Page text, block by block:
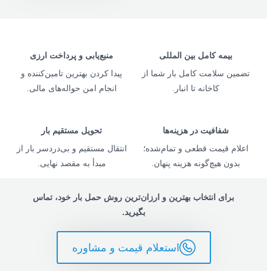
بیمه کامل بین المللی
تضمین سلامت کامل بار شما از
کاخانه تا انبار.
منبع‌یابی و پرداخت ارزی
پیدا کردن بهترین تامین‌کننده و
انجام امن حواله‌های مالی.
شفافیت در هزینه‌ها
اعلام قیمت قطعی و تمام‌شده؛
بدون هیچ‌گونه هزینه پنهان.
تحویل مستقیم بار
انتقال مستقیم و بی‌دردسر بار از
مبدأ به مقصد نهایی.
برای انتخاب بهترین و ارزان‌ترین روش حمل بار خود، تماس
بگیرید.
استعلام قیمت و مشاوره